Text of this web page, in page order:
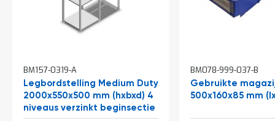
BM157-0319-A
Legbordstelling Medium Duty
2000x550x500 mm (hxbxd) 4
niveaus verzinkt beginsectie
BM078-999-037-B
Gebruikte
500x160x85 mm
winkelwagen